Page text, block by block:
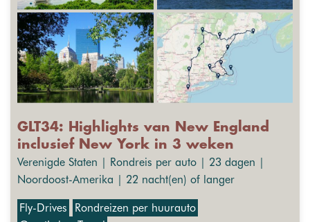
GLT34: Highlights van New England
inclusief New York in 3 weken
Verenigde Staten | Rondreis per auto | 23 dagen |
Noordoost-Amerika | 22 nacht(en) of langer
Fly-Drives
Rondreizen per huurauto